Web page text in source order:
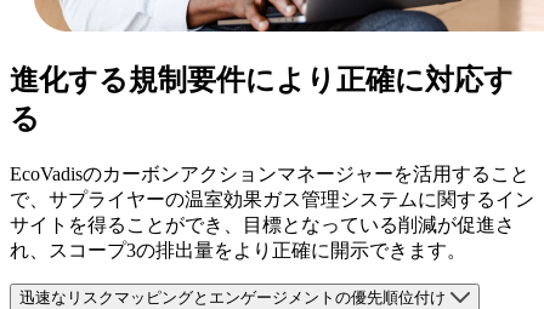
進化する規制要件により正確に対応す
る
EcoVadisのカーボンアクションマネージャーを活用すること
で、サプライヤーの温室効果ガス管理システムに関するイン
サイトを得ることができ、目標となっている削減が促進さ
れ、スコープ3の排出量をより正確に開示できます。
迅速なリスクマッピングとエンゲージメントの優先順位付け